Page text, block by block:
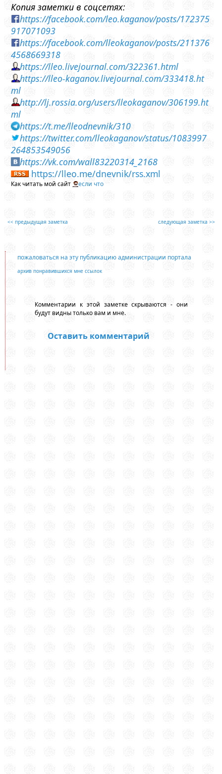
Копия заметки в соцсетях:
https://facebook.com/leo.kaganov/posts/172375
917071093
https://facebook.com/lleokaganov/posts/211376
4568669318
https://lleo.livejournal.com/322361.html
https://lleo-kaganov.livejournal.com/333418.ht
ml
http://lj.rossia.org/users/lleokaganov/306199.ht
ml
https://t.me/lleodnevnik/310
https://twitter.com/lleokaganov/status/1083997
264853549056
https://vk.com/wall83220314_2168
https://lleo.me/dnevnik/rss.xml
Как читать мой сайт если что
<< предыдущая заметка следующая заметка >>
пожаловаться на эту публикацию администрации портала
архив понравившихся мне ссылок
Комментарии к этой заметке скрываются - они
будут видны только вам и мне.
Оставить комментарий